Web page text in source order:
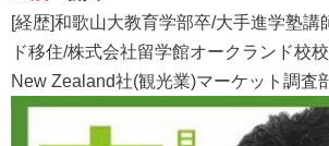
[経歴]和歌山大教育学部卒/大手進学塾講
ド移住/株式会社留学館オークランド校
New Zealand社(観光業)マーケット調査